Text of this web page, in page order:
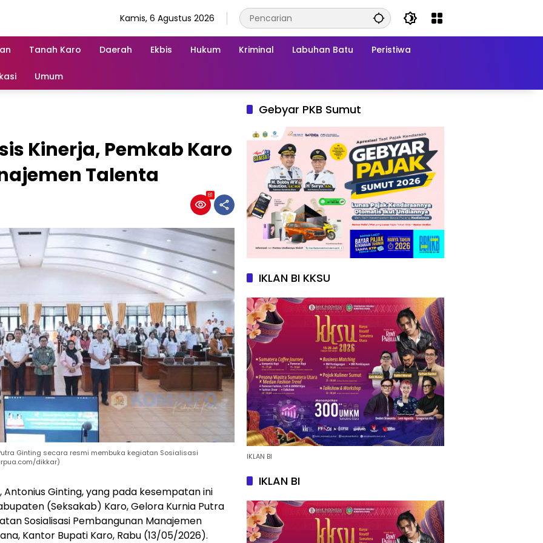
Kamis, 6 Agustus 2026
Tanah Karo Daerah Ekbis Hukum Kriminal Labuhan Batu Peristiwa
Umum
Kinerja, Pemkab Karo
Talenta
81
Ginting secara resmi membuka kegiatan Sosialisasi
dikkar)
Antonius Ginting, yang pada kesempatan ini
(Seksakab) Karo, Gelora Kurnia Putra
Sosialisasi Pembangunan Manajemen
Kantor Bupati Karo, Rabu (13/05/2026).
Gebyar PKB Sumut
IKLAN BI KKSU
IKLAN BI
IKLAN BI